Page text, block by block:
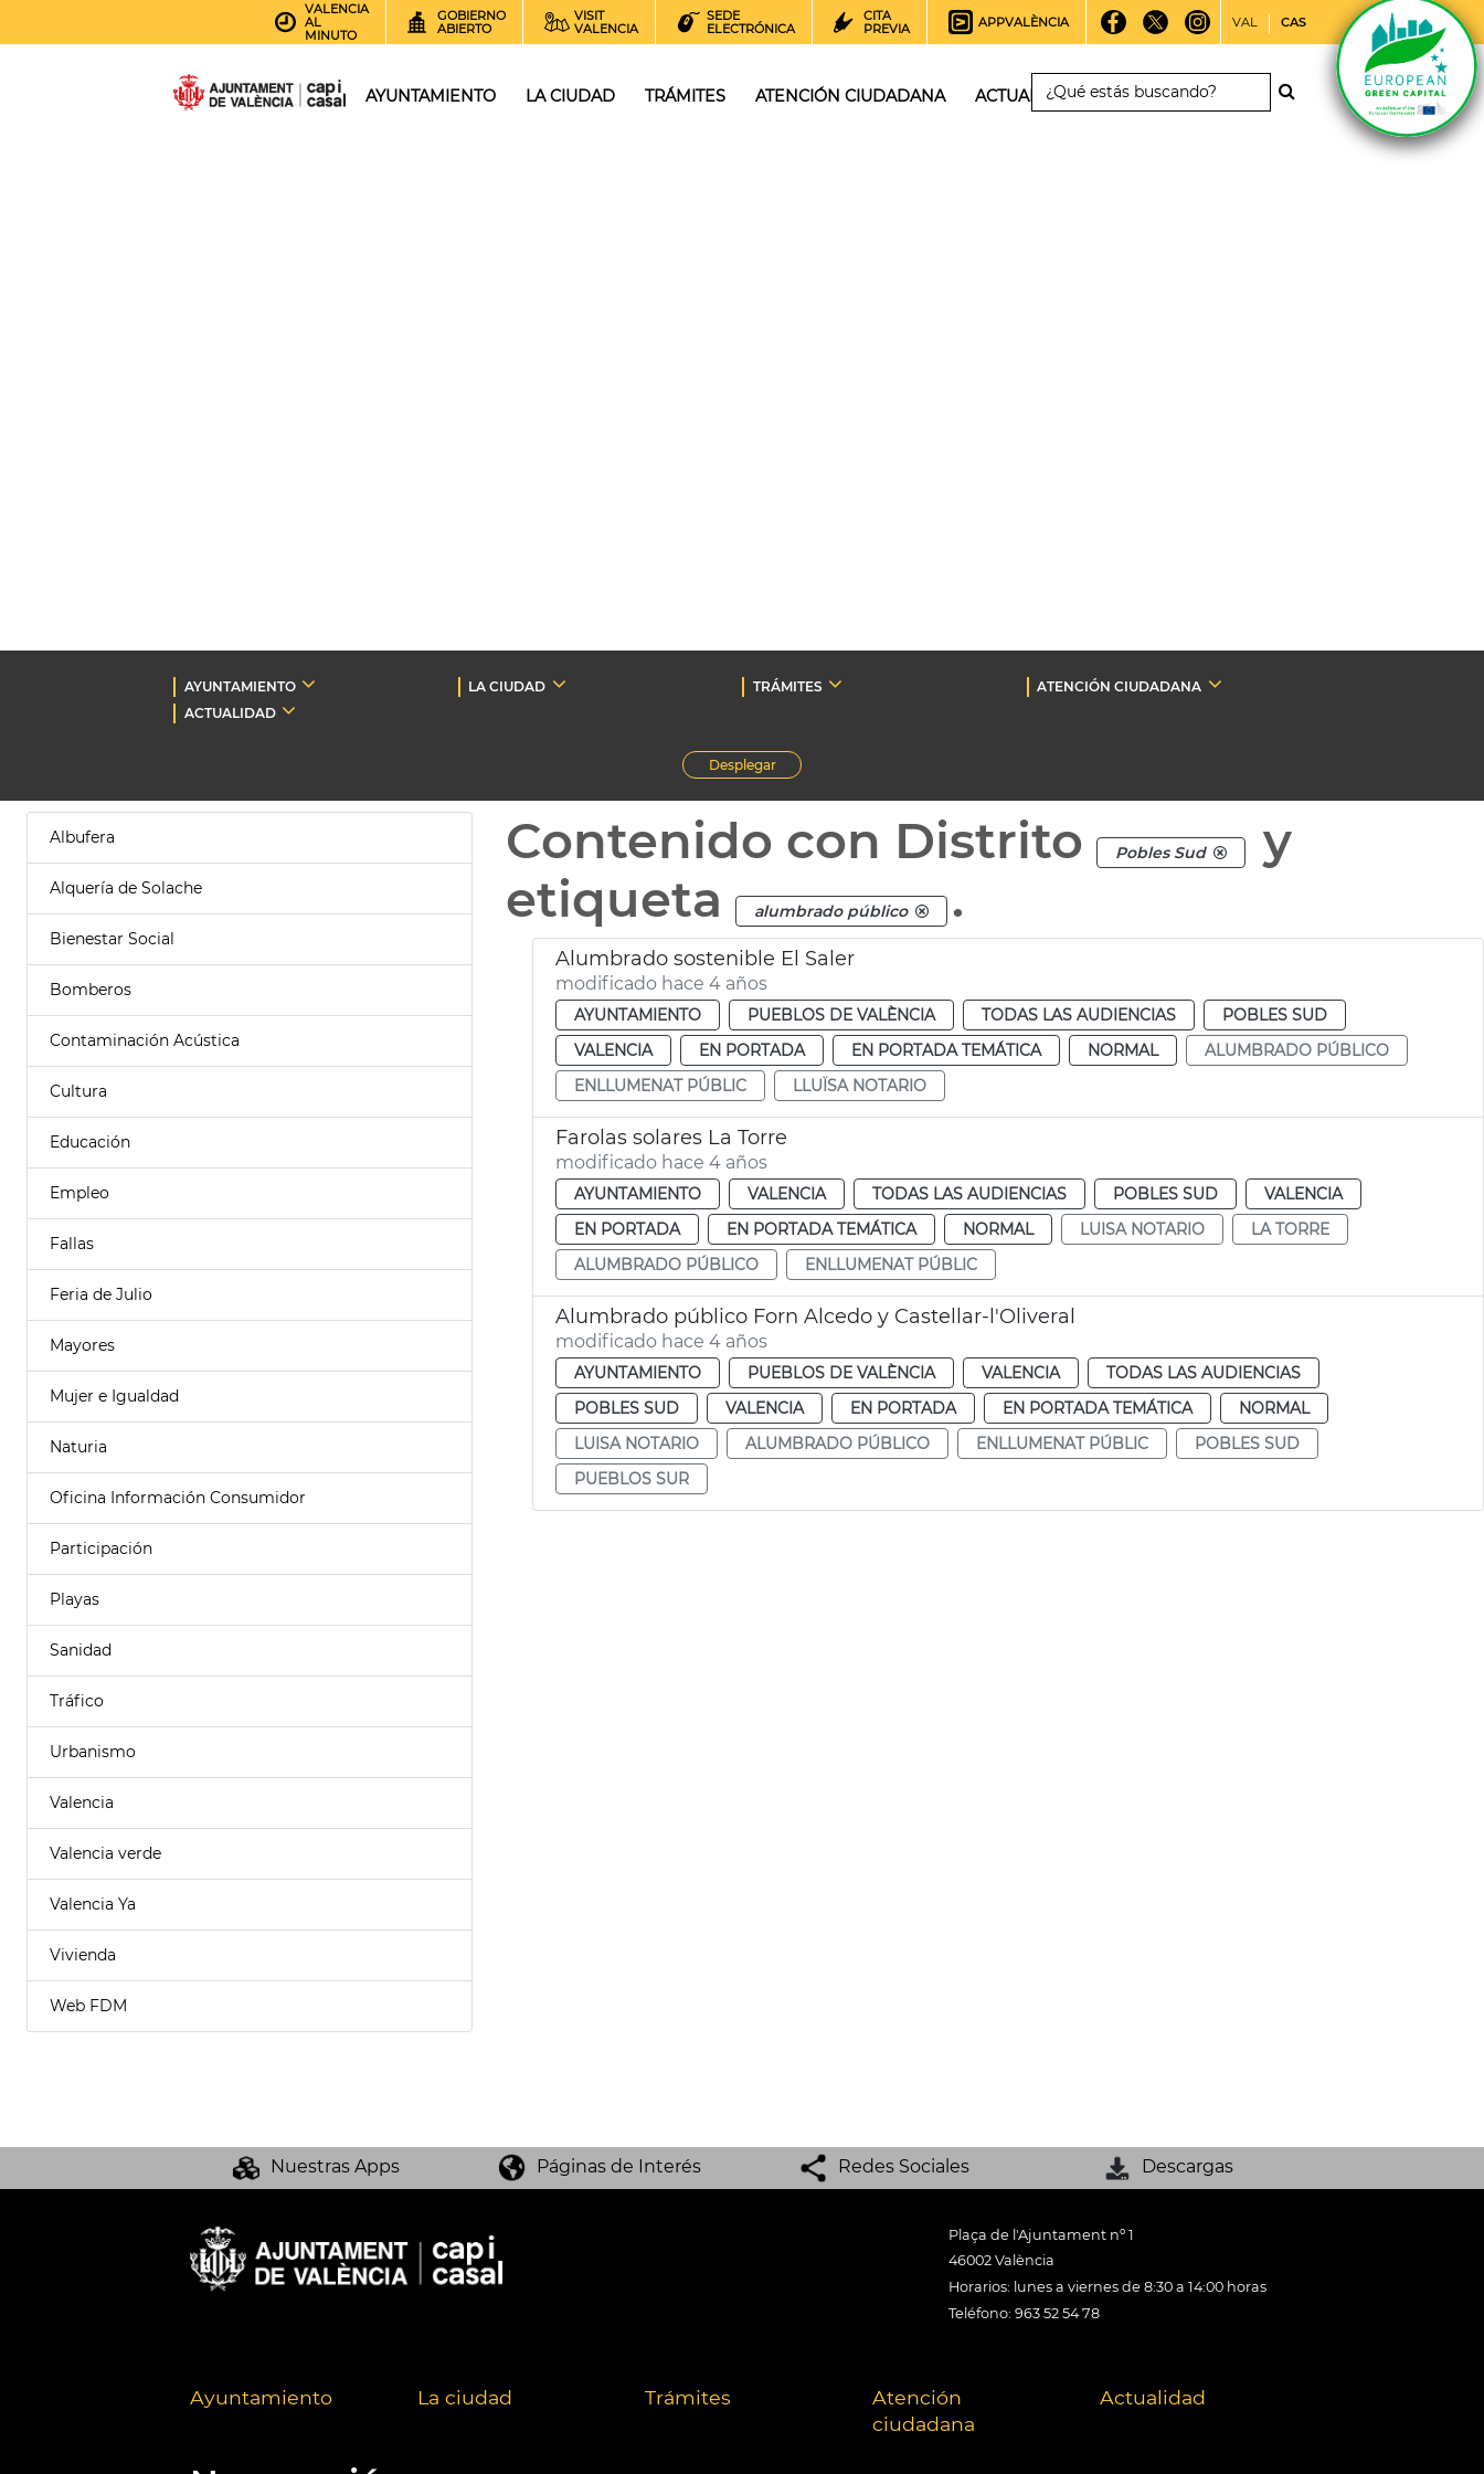
VALENCIA
AL
MINUTO
GOBIERNO
ABIERTO
VISIT
VALENCIA
SEDE
ELECTRÓNICA
CITA
PREVIA
APPVALÈNCIA VAL CAS
AYUNTAMIENTO LA CIUDAD TRÁMITES ATENCIÓN CIUDADANA ACTUALIDAD
AYUNTAMIENTO LA CIUDAD TRÁMITES
ATENCIÓN CIUDADANA
ACTUALIDAD
Desplegar
Albufera
Alquería de Solache
Bienestar Social
Bomberos
Contaminación Acústica
Cultura
Educación
Empleo
Fallas
Feria de Julio
Mayores
Mujer e Igualdad
Naturia
Oficina Información Consumidor
Participación
Playas
Sanidad
Tráfico
Urbanismo
Valencia
Valencia verde
Valencia Ya
Vivienda
Web FDM
Contenido con Distrito Pobles Sud
y
etiqueta
alumbrado público .
Alumbrado sostenible El Saler
modificado hace 4 años
AYUNTAMIENTO PUEBLOS DE VALÈNCIA TODAS LAS AUDIENCIAS
POBLES SUD
VALENCIA
EN PORTADA EN PORTADA TEMÁTICA NORMAL
ALUMBRADO PÚBLICO
ENLLUMENAT PÚBLIC
LLUÏSA NOTARIO
Farolas solares La Torre
modificado hace 4 años
AYUNTAMIENTO VALENCIA TODAS LAS AUDIENCIAS POBLES SUD
VALENCIA
EN PORTADA
EN PORTADA TEMÁTICA NORMAL LUISA NOTARIO
LA TORRE
ALUMBRADO PÚBLICO
ENLLUMENAT PÚBLIC
Alumbrado público Forn Alcedo y Castellar-l'Oliveral
modificado hace 4 años
AYUNTAMIENTO PUEBLOS DE VALÈNCIA VALENCIA
TODAS LAS AUDIENCIAS
POBLES SUD
VALENCIA EN PORTADA EN PORTADA TEMÁTICA
NORMAL
LUISA NOTARIO
ALUMBRADO PÚBLICO ENLLUMENAT PÚBLIC
POBLES SUD
PUEBLOS SUR
Nuestras Apps Páginas de Interés Redes Sociales Descargas
Plaça de l'Ajuntament nº 1
46002 València
Horarios: lunes a viernes de 8:30 a 14:00 horas
Teléfono: 963 52 54 78
Ayuntamiento La ciudad Trámites
Atención
ciudadana
Actualidad